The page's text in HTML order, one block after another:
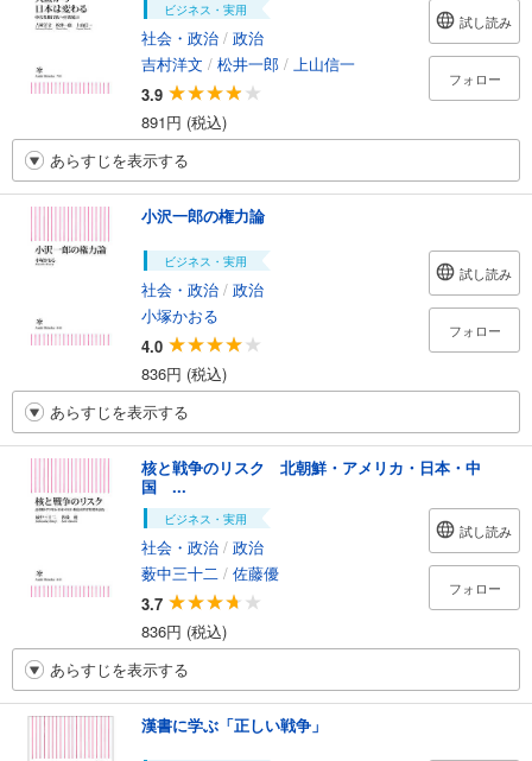
ビジネス・実用
社会・政治 / 政治
吉村洋文 / 松井一郎 / 上山信一
3.9
891円 (税込)
試し読み
フォロー
あらすじを表示する
小沢一郎の権力論
ビジネス・実用
社会・政治 / 政治
小塚かおる
4.0
836円 (税込)
試し読み
フォロー
あらすじを表示する
核と戦争のリスク 北朝鮮・アメリカ・日本・中
国 ...
ビジネス・実用
社会・政治 / 政治
薮中三十二 / 佐藤優
3.7
836円 (税込)
試し読み
フォロー
あらすじを表示する
漢書に学ぶ「正しい戦争」